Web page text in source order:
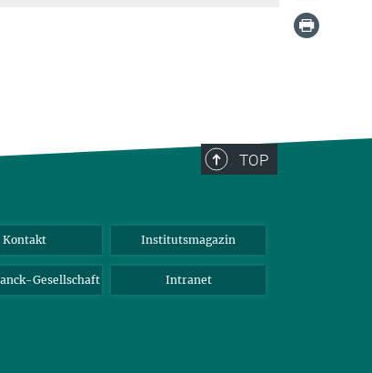
TOP
Kontakt Institutsmagazin
Gesellschaft Intranet